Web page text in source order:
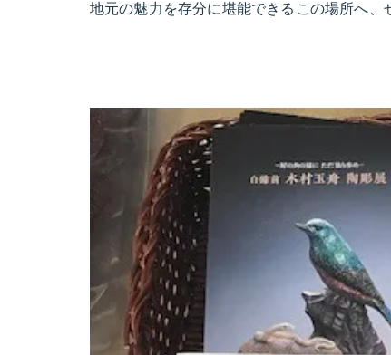
地元の魅力を存分に堪能できるこの場所へ、